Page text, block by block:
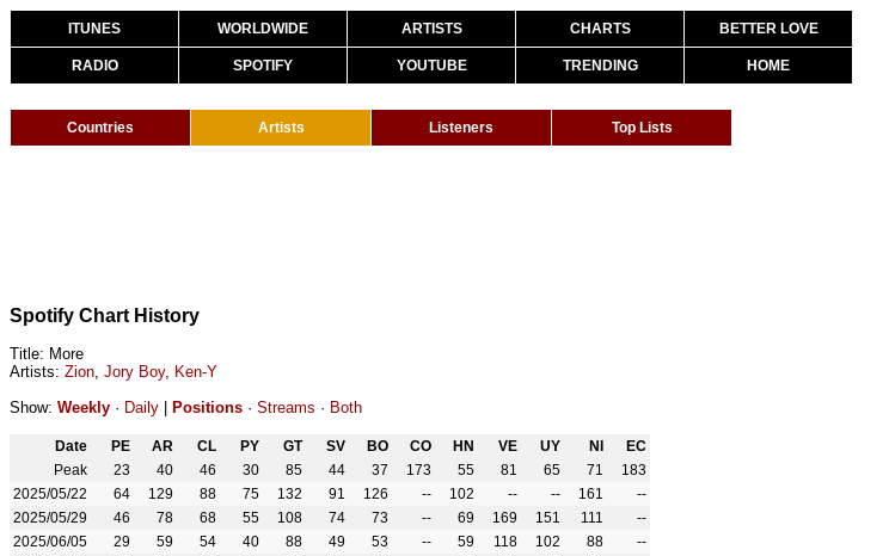
ITUNES WORLDWIDE ARTISTS CHARTS BETTER LOVE
RADIO SPOTIFY YOUTUBE TRENDING HOME
Countries Artists Listeners Top Lists
Spotify Chart History
Title: More
Artists: Zion, Jory Boy, Ken-Y
Show: Weekly · Daily Positions · Streams · Both
Date PE AR CL PY GT SV BO CO HN VE UY NI
EC
Peak
23 40 46 30 85 44 37 173 55 81 65 71
183
2025/05/22
64 129 88 75 132 91 126 -- 102 -- -- 161
--
2025/05/29
46 78 68 55 108 74 73 -- 69 169 151 111
--
2025/06/05
29 59 54 40 88 49 53 -- 59 118 102 88
--